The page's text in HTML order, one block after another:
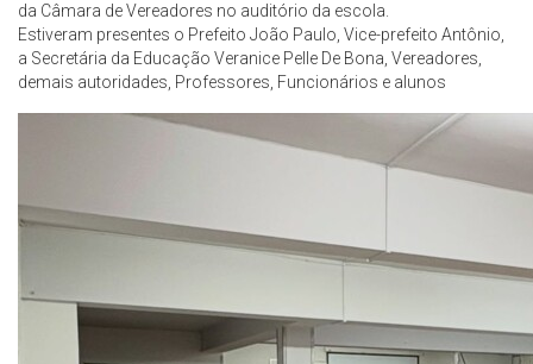
da Câmara de Vereadores no auditório da escola.
Estiveram presentes o Prefeito João Paulo, Vice-prefeito Antônio,
a Secretária da Educação Veranice Pelle De Bona, Vereadores,
demais autoridades, Professores, Funcionários e alunos